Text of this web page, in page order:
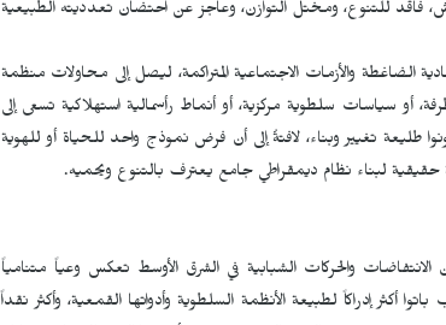
للتنوع، ومختل التوازن، وعاجز عن احتضان تعدديته الطبيعية
والأزمات الاجتماعية المتراكمة، ليصل إلى محاولات منظمة
أو سياسات سلطوية مركزية، أو أنماط رأسمالية استهلاكية تسعى إلى
طليعة تغيير وبناء، لافتةُ إلى أن فرض نموذج واحد للحياة أو للهوية
حقيقية لبناء نظام ديمقراطي جامع يعترف بالتنوع ويحميه.
والحركات الشبابية في الشرق الأوسط تعكس وعياً متنامياً
أكثر إدراكاً لطبيعة الأنظمة السلطوية وأدواتها القمعية، وأكثر نقداً